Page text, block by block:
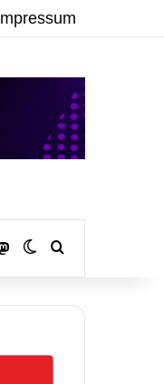
MastodonSkin umschalten